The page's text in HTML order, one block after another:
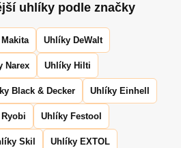
uhlíky podle značky
Uhlíky DeWalt
Narex Uhlíky Hilti
Black & Decker Uhlíky Einhell
Uhlíky Festool
Skil Uhlíky EXTOL